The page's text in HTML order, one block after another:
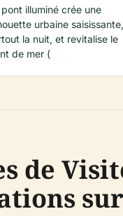
pont illuminé crée une
urbaine saisissante,
la nuit, et revitalise le
de mer (
de